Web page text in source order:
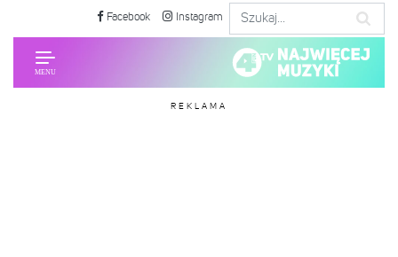
Facebook Instagram
REKLAMA